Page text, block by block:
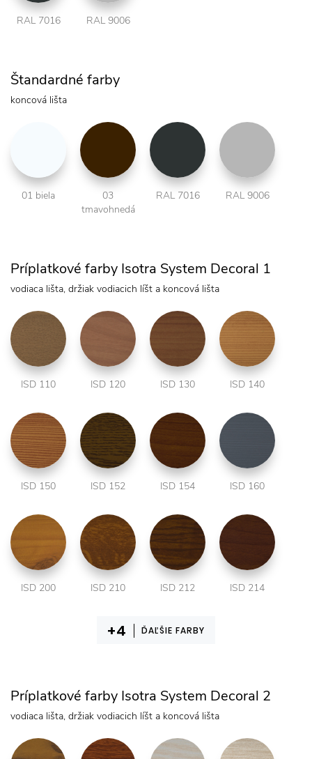
RAL 7016 RAL 9006
Štandardné farby
koncová lišta
01 biela
03
tmavohnedá
RAL 7016 RAL 9006
Príplatkové farby Isotra System Decoral 1
vodiaca lišta, držiak vodiacich líšt a koncová lišta
ISD 110 ISD 120 ISD 130 ISD 140
ISD 150 ISD 152 ISD 154 ISD 160
ISD 200 ISD 210 ISD 212 ISD 214
ĎAĽŠIE FARBY
Príplatkové farby Isotra System Decoral 2
vodiaca lišta, držiak vodiacich líšt a koncová lišta